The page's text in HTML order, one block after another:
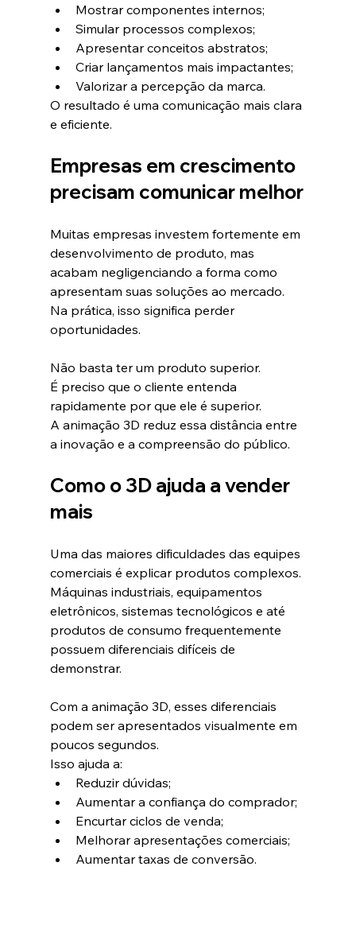
Mostrar componentes internos;
Simular processos complexos;
Apresentar conceitos abstratos;
Criar lançamentos mais impactantes;
Valorizar a percepção da marca.
O resultado é uma comunicação mais clara
e eficiente.
Empresas em crescimento
precisam comunicar melhor
Muitas empresas investem fortemente em
desenvolvimento de produto, mas
acabam negligenciando a forma como
apresentam suas soluções ao mercado.
Na prática, isso significa perder
oportunidades.
Não basta ter um produto superior.
É preciso que o cliente entenda
rapidamente por que ele é superior.
A animação 3D reduz essa distância entre
a inovação e a compreensão do público.
Como o 3D ajuda a vender
mais
Uma das maiores dificuldades das equipes
comerciais é explicar produtos complexos.
Máquinas industriais, equipamentos
eletrônicos, sistemas tecnológicos e até
produtos de consumo frequentemente
possuem diferenciais difíceis de
demonstrar.
Com a animação 3D, esses diferenciais
podem ser apresentados visualmente em
poucos segundos.
Isso ajuda a:
Reduzir dúvidas;
Aumentar a confiança do comprador;
Encurtar ciclos de venda;
Melhorar apresentações comerciais;
Aumentar taxas de conversão.